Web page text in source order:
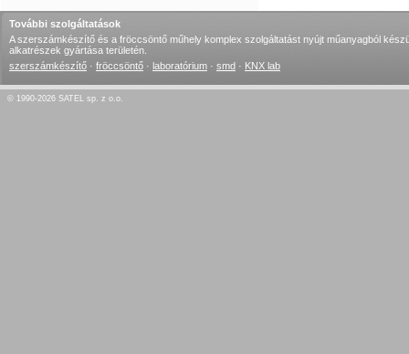
További szolgáltatások
A szerszámkészítő és a fröccsöntő műhely komplex szolgáltatást nyújt műanyagból
alkatrészek gyártása területén.
szerszámkészítő · fröccsöntő · laboratórium · smd · KNX lab
© 1990-2026 SATEL sp. z o.o.